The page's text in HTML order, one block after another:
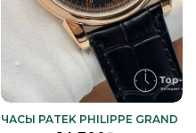
ПОКРЫТИЕ
Полное защитное
IPS покрытие
ПОЛ Унисекс Часы мужские
ЧАСЫ PATEK PHILIPPE GRAND